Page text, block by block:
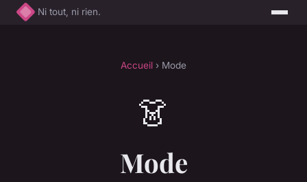
Ni tout, ni rien.
Accueil › Mode
👗
Mode